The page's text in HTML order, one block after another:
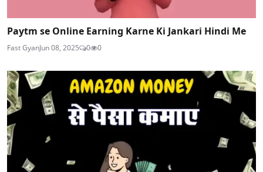
Paytm se Online Earning Karne Ki Jankari Hindi Me
Fast GyanJun 08, 2025 0 0